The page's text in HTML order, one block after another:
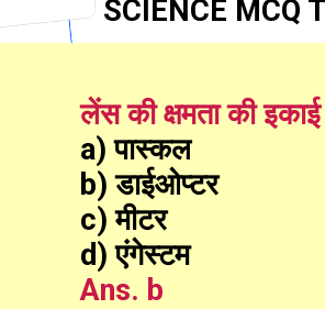
लेंस की क्षमता की
a) पास्कल
b) डाईओप्टर
c) मीटर
d) एंगेस्टम
Ans. b
SCIENCE MCQ